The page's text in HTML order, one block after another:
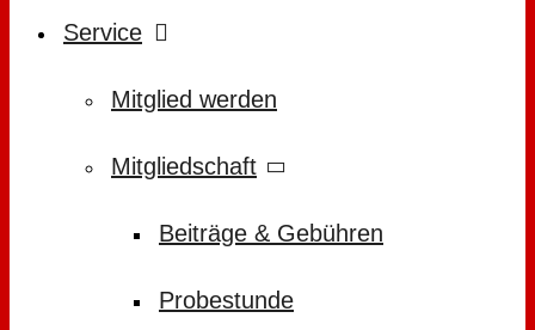
Service
Mitglied werden
Mitgliedschaft
Beiträge & Gebühren
Probestunde